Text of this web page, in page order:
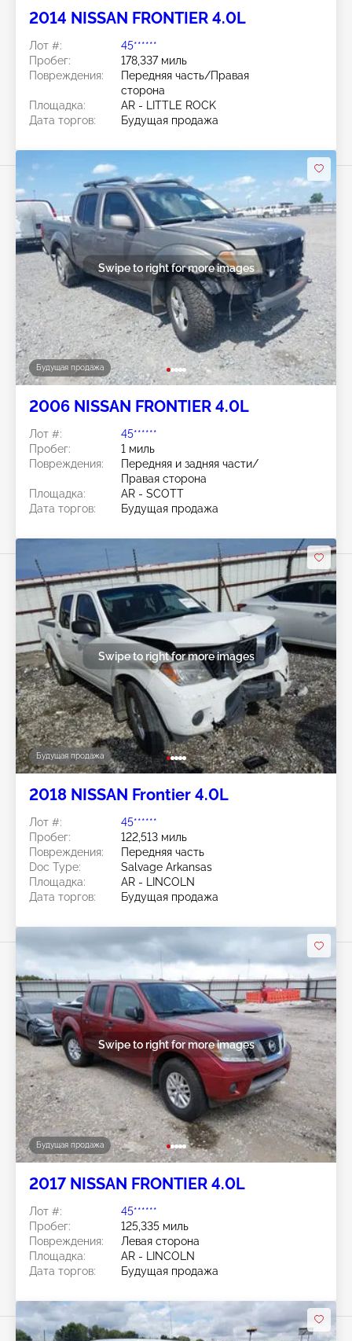
2014 NISSAN FRONTIER 4.0L
Лот #:
45******
Пробег:
178,337 миль
Повреждения:
Передняя часть/Правая
сторона
Площадка:
AR - LITTLE ROCK
Дата торгов:
Будущая продажа
Будущая продажа
Swipe to right for more images
2006 NISSAN FRONTIER 4.0L
Лот #:
45******
Пробег:
1 миль
Повреждения:
Передняя и задняя части/
Правая сторона
Площадка:
AR - SCOTT
Дата торгов:
Будущая продажа
Будущая продажа
Swipe to right for more images
2018 NISSAN Frontier 4.0L
Лот #:
45******
Пробег:
122,513 миль
Повреждения:
Передняя часть
Doc Type:
Salvage Arkansas
Площадка:
AR - LINCOLN
Дата торгов:
Будущая продажа
Будущая продажа
Swipe to right for more images
2017 NISSAN FRONTIER 4.0L
Лот #:
45******
Пробег:
125,335 миль
Повреждения:
Левая сторона
Площадка:
AR - LINCOLN
Дата торгов:
Будущая продажа